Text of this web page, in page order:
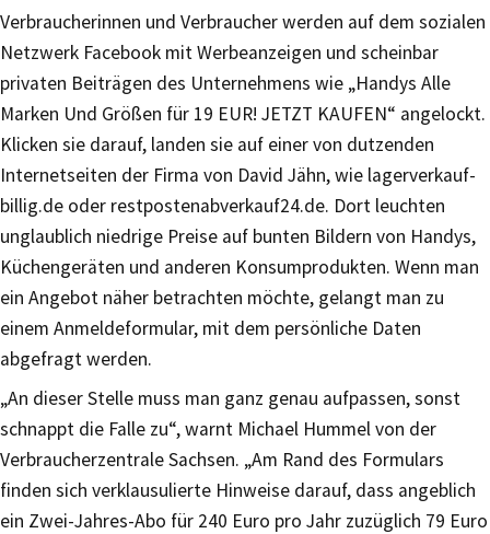
Verbraucherinnen und Verbraucher werden auf dem sozialen
Netzwerk Facebook mit Werbeanzeigen und scheinbar
privaten Beiträgen des Unternehmens wie „Handys Alle
Marken Und Größen für 19 EUR! JETZT KAUFEN“ angelockt.
Klicken sie darauf, landen sie auf einer von dutzenden
Internetseiten der Firma von David Jähn, wie lagerverkauf-
billig.de oder restpostenabverkauf24.de. Dort leuchten
unglaublich niedrige Preise auf bunten Bildern von Handys,
Küchengeräten und anderen Konsumprodukten. Wenn man
ein Angebot näher betrachten möchte, gelangt man zu
einem Anmeldeformular, mit dem persönliche Daten
abgefragt werden.
„An dieser Stelle muss man ganz genau aufpassen, sonst
schnappt die Falle zu“, warnt Michael Hummel von der
Verbraucherzentrale Sachsen. „Am Rand des Formulars
finden sich verklausulierte Hinweise darauf, dass angeblich
ein Zwei-Jahres-Abo für 240 Euro pro Jahr zuzüglich 79 Euro